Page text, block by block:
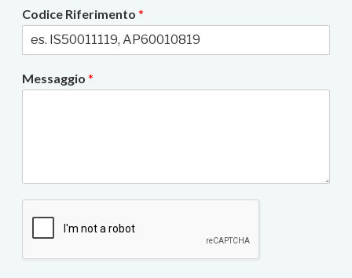
Codice Riferimento *
Messaggio *